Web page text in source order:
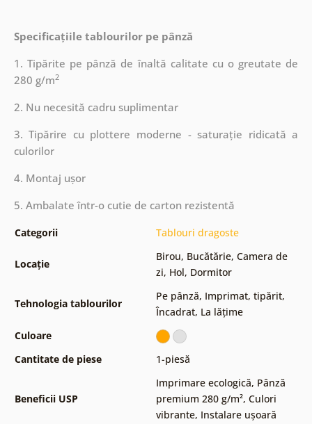
Specificațiile tablourilor pe pânză
1. Tipărite pe pânză de înaltă calitate cu o greutate de
280 g/m2
2. Nu necesită cadru suplimentar
3. Tipărire cu plottere moderne - saturație ridicată a
culorilor
4. Montaj ușor
5. Ambalate într-o cutie de carton rezistentă
Categorii Tablouri dragoste
Locație
Birou, Bucătărie, Camera de
zi, Hol, Dormitor
Tehnologia tablourilor
Pe pânză, Imprimat, tipărit,
Încadrat, La lățime
Culoare
Cantitate de piese
1-piesă
Beneficii USP
Imprimare ecologică, Pânză
premium 280 g/m², Culori
vibrante, Instalare ușoară